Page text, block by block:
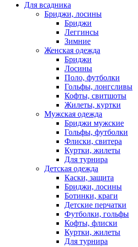
Для всадника
Бриджи, лосины
Бриджи
Леггинсы
Зимние
Женская одежда
Бриджи
Лосины
Поло, футболки
Гольфы, лонгсливы
Кофты, свитшоты
Жилеты, куртки
Мужская одежда
Бриджи мужские
Гольфы, футболки
Флиски, свитера
Куртки, жилеты
Для турнира
Детская одежда
Каски, защита
Бриджи, лосины
Ботинки, краги
Детские перчатки
Футболки, гольфы
Кофты, флиски
Куртки, жилеты
Для турнира